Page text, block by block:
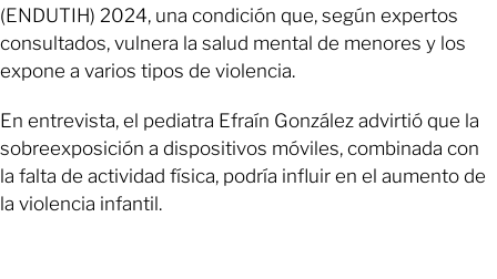
(ENDUTIH) 2024, una condición que, según expertos
consultados, vulnera la salud mental de menores y los
expone a varios tipos de violencia.
En entrevista, el pediatra Efraín González advirtió que la
sobreexposición a dispositivos móviles, combinada con
la falta de actividad física, podría influir en el aumento de
la violencia infantil.